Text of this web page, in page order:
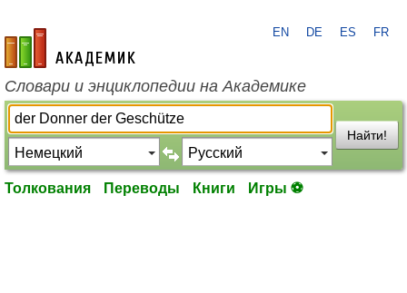
academic.ru
EN DE ES FR
Словари и энциклопедии на Академике
Найти!
Толкования Переводы Книги Игры ⚽